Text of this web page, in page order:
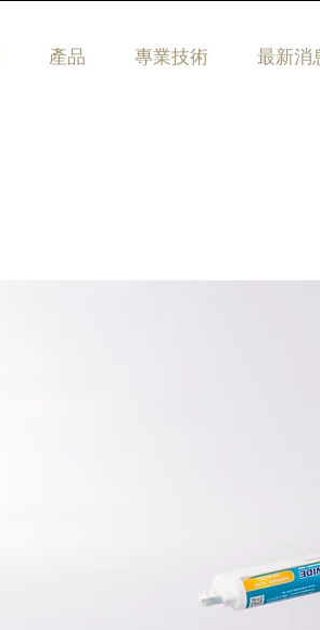
產品 專業技術 最新消